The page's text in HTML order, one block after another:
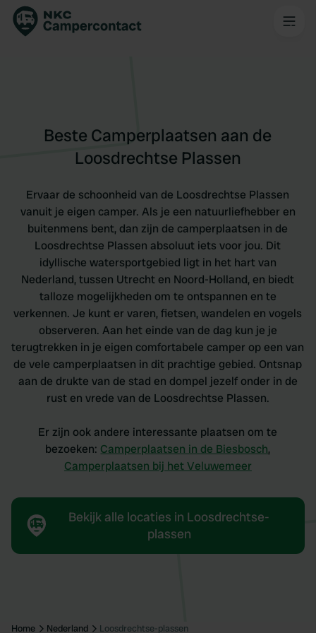
Beste Camperplaatsen aan de
Loosdrechtse Plassen
Ervaar de schoonheid van de Loosdrechtse Plassen
vanuit je eigen camper. Als je een natuurliefhebber en
buitenmens bent, dan zijn de camperplaatsen in de
Loosdrechtse Plassen absoluut iets voor jou. Dit
idyllische watersportgebied ligt in het hart van
Nederland, tussen Utrecht en Noord-Holland, en biedt
talloze mogelijkheden om te ontspannen en te
verkennen. Je kunt er varen, fietsen, wandelen en vogels
observeren. Aan het einde van de dag kun je je
terugtrekken in je eigen comfortabele camper op een van
de vele camperplaatsen in dit prachtige gebied. Ontsnap
aan de drukte van de stad en dompel jezelf onder in de
rust en vrede van de Loosdrechtse Plassen.
Er zijn ook andere interessante plaatsen om te
bezoeken: Camperplaatsen in de Biesbosch,
Camperplaatsen bij het Veluwemeer
Bekijk alle locaties in Loosdrechtse-
plassen
Home Nederland Loosdrechtse-plassen